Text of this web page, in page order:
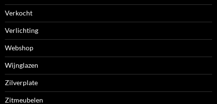
Verkocht
Verlichting
Webshop
Wijnglazen
Zilverplate
Zitmeubelen